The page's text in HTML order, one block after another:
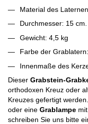
Material des
Durchmesser: 15 cm.
Gewicht: 4,5 kg
Farbe der
Innenmaße des
Dieser Grabstein-
orthodoxen Kreuz oder
Kreuzes gefertigt
oder eine Grablampe
schreiben Sie uns bitte